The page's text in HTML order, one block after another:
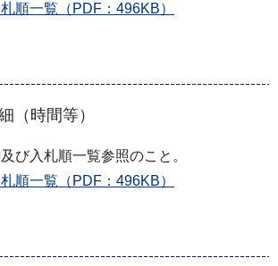
順一覧（PDF：496KB）
（時間等）
び入札順一覧参照のこと。
順一覧（PDF：496KB）